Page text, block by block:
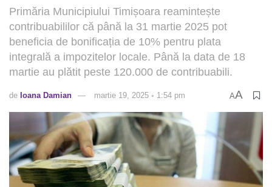
Primăria Municipiului Timișoara reamintește
contribuabililor că până la 31 martie 2025 pot
beneficia de bonificația de 10% pentru plata
integrală a impozitelor locale. Până la data de 18
martie au plătit peste 120.000 de contribuabili.
de Ioana Damian martie 19, 2025 ◦ 1:54 pm AA